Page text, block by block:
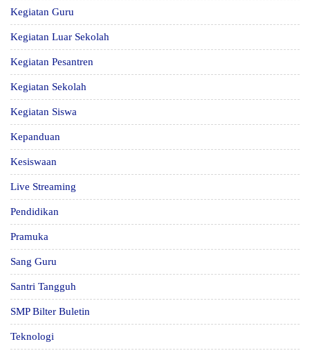
Kegiatan Guru
Kegiatan Luar Sekolah
Kegiatan Pesantren
Kegiatan Sekolah
Kegiatan Siswa
Kepanduan
Kesiswaan
Live Streaming
Pendidikan
Pramuka
Sang Guru
Santri Tangguh
SMP Bilter Buletin
Teknologi